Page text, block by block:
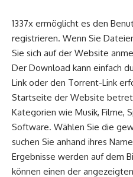
1337x ermöglicht es den
registrieren. Wenn Sie
Sie sich auf der Website
Der Download kann einfach
Link oder den Torrent-Link
Startseite der Website
Kategorien wie Musik, Filme,
Software. Wählen Sie die
suchen Sie anhand ihres
Ergebnisse werden auf dem
können einen der